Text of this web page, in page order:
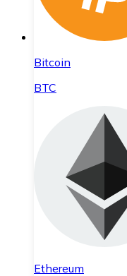
Bitcoin
BTC
Ethereum